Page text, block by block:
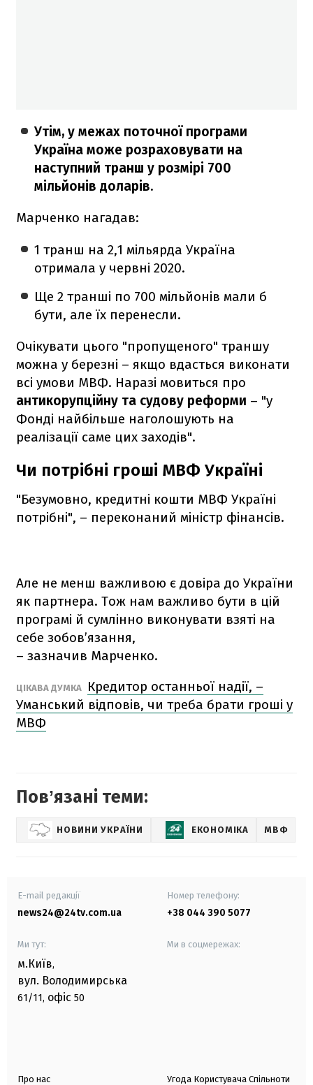
Утім, у межах поточної програми
Україна може розраховувати на
наступний транш у розмірі 700
мільйонів доларів.
Марченко нагадав:
1 транш на 2,1 мільярда Україна
отримала у червні 2020.
Ще 2 транші по 700 мільйонів мали б
бути, але їх перенесли.
Очікувати цього "пропущеного" траншу
можна у березні – якщо вдасться виконати
всі умови МВФ. Наразі мовиться про
антикорупційну та судову реформи – "у
Фонді найбільше наголошують на
реалізації саме цих заходів".
Чи потрібні гроші МВФ Україні
"Безумовно, кредитні кошти МВФ Україні
потрібні", – переконаний міністр фінансів.
Але не менш важливою є довіра до України
як партнера. Тож нам важливо бути в цій
програмі й сумлінно виконувати взяті на
себе зобов’язання,
– зазначив Марченко.
ЦІКАВА ДУМКА
Кредитор останньої надії, –
Уманський відповів, чи треба брати гроші у
МВФ
Повʼязані теми:
НОВИНИ УКРАЇНИ ЕКОНОМІКА МВФ
E-mail редакції
news24@24tv.com.ua
Номер телефону:
+38 044 390 5077
Ми тут:
м.Київ,
вул. Володимирська
61/11, офіс 50
Ми в соцмережах:
Про нас Угода Користувача Спільноти